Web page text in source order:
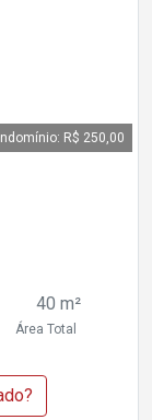
R$ 250,00
40 m²
Área Total